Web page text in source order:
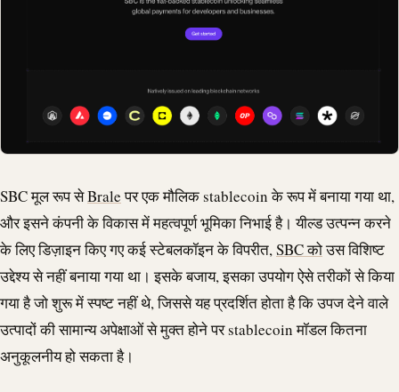
SBC मूल रूप सेBraleपर एक मौलिकstablecoinके रूप में बनाया गया था,
और इसने कंपनी के विकास में महत्वपूर्ण भूमिका निभाई है। यील्ड उत्पन्न करने
के लिए डिज़ाइन किए गए कई स्टेबलकॉइन के विपरीत,SBC कोउस विशिष्ट
उद्देश्य से नहीं बनाया गया था। इसके बजाय, इसका उपयोग ऐसे तरीकों से किया
गया है जो शुरू में स्पष्ट नहीं थे, जिससे यह प्रदर्शित होता है कि उपज देने वाले
उत्पादों की सामान्य अपेक्षाओं से मुक्त होने परstablecoinमॉडल कितना
अनुकूलनीय हो सकता है।